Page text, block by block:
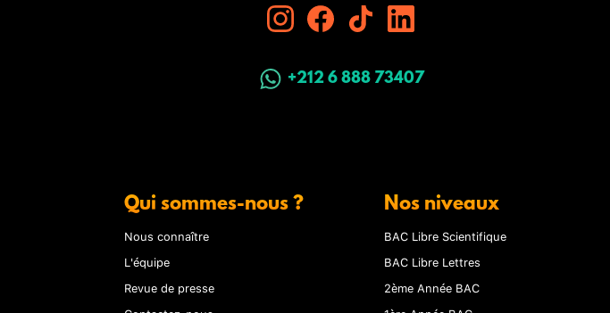
+212 6 888 73407
Qui sommes-nous ?
Nous connaître
L'équipe
Revue de presse
Nos niveaux
BAC Libre Scientifique
BAC Libre Lettres
2ème Année BAC